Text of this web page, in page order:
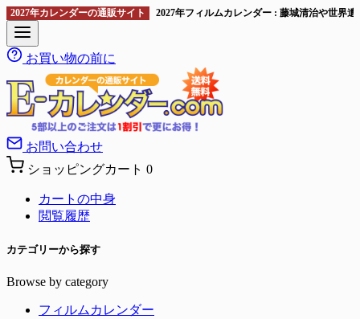
2027年カレンダーの通販サイト 2027年フィルムカレンダー : 藤城清治や世界
お買い物の前に
お問い合わせ
ショッピングカート 0
カートの中身
閲覧履歴
カテゴリーから探す
Browse by category
フィルムカレンダー